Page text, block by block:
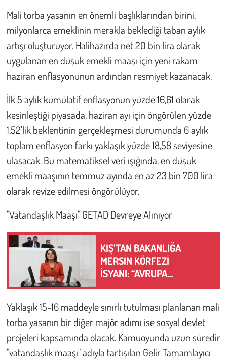
Mali torba yasanın en önemli başlıklarından birini,
milyonlarca emeklinin merakla beklediği taban aylık
artışı oluşturuyor. Halihazırda net 20 bin lira olarak
uygulanan en düşük emekli maaşı için yeni rakam
haziran enflasyonunun ardından resmiyet kazanacak.
İlk 5 aylık kümülatif enflasyonun yüzde 16,61 olarak
kesinleştiği piyasada, haziran ayı için öngörülen yüzde
1,52'lik beklentinin gerçekleşmesi durumunda 6 aylık
toplam enflasyon farkı yaklaşık yüzde 18,58 seviyesine
ulaşacak. Bu matematiksel veri ışığında, en düşük
emekli maaşının temmuz ayında en az 23 bin 700 lira
olarak revize edilmesi öngörülüyor.
"Vatandaşlık Maaşı" GETAD Devreye Alınıyor
KIŞ’TAN BAKANLIĞA
MERSİN KÖRFEZİ
İSYANI: “AVRUPA
ÇÖPÜNDEN KURTULACAK
EDEMEZSİNİZ!”
Yaklaşık 15-16 maddeyle sınırlı tutulması planlanan mali
torba yasanın bir diğer majör adımı ise sosyal devlet
projeleri kapsamında olacak. Kamuoyunda uzun süredir
"vatandaşlık maaşı" adıyla tartışılan Gelir Tamamlayıcı